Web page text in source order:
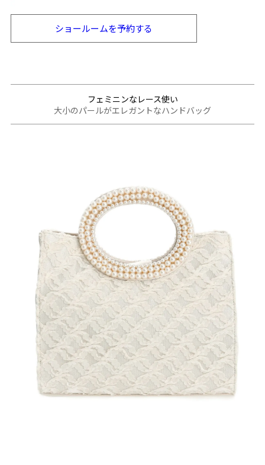
ショールームを予約する
フェミニンなレース使い
大小のパールがエレガントなハンドバッグ